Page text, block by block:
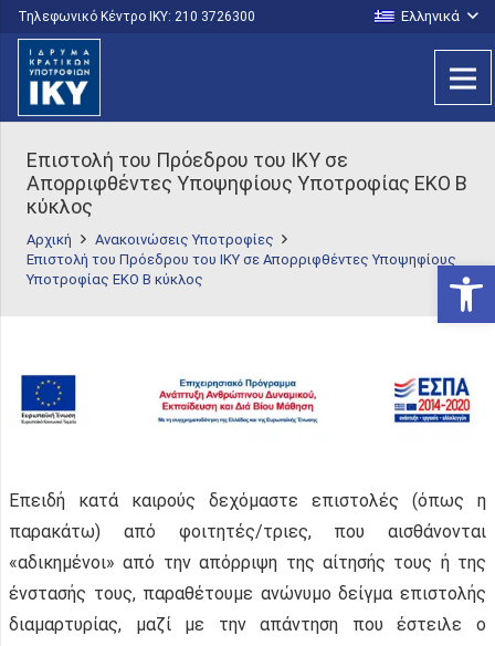
Τηλεφωνικό Κέντρο IKY: 210 3726300 Ελληνικά
Επιστολή του Πρόεδρου του ΙKY σε
Απορριφθέντες Υποψηφίους Υποτροφίας ΕΚΟ Β
κύκλος
Αρχική
Ανακοινώσεις Υποτροφίες
Επιστολή του Πρόεδρου του ΙKY σε Απορριφθέντες Υποψηφίους
Υποτροφίας ΕΚΟ Β κύκλος
Επειδή κατά καιρούς δεχόμαστε επιστολές (όπως η
παρακάτω) από φοιτητές/τριες, που αισθάνονται
«αδικημένοι» από την απόρριψη της αίτησής τους ή της
ένστασής τους, παραθέτουμε ανώνυμο δείγμα επιστολής
διαμαρτυρίας, μαζί με την απάντηση που έστειλε ο